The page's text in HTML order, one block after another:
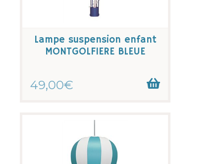
Lampe suspension enfant
MONTGOLFIERE BLEUE
49,00€